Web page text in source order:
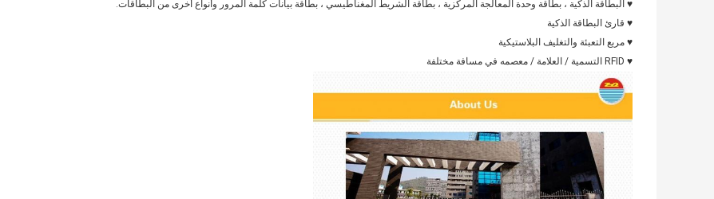
♥ البطاقة الذكية ، بطاقة وحدة المعالجة المركزية ، بطاقة الشريط المغناطيسي ، بطاقة بيانات كلمة المرور وأنواع أخرى من البطاقات.
♥ قارئ البطاقة الذكية
♥ مربع التعبئة والتغليف البلاستيكية
♥ RFID التسمية / العلامة / معصمه في مسافة مختلفة